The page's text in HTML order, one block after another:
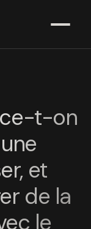
t-on
et
de la
le